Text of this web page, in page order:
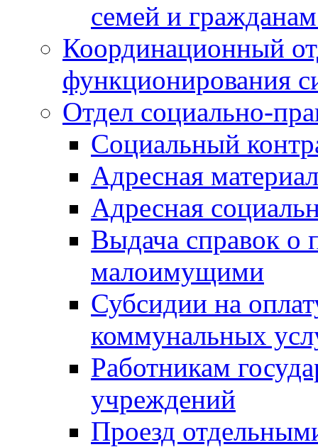
семей и
Координационный
функционирования
Отдел социально-
Социальный
Адресная
Адресная
Выдача справок о
малоимущими
Субсидии на
коммунальных
Работникам
учреждений
Проезд